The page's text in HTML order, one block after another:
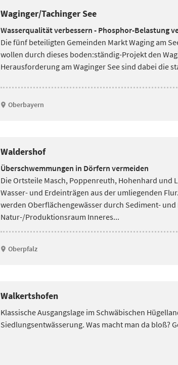
Waginger/Tachinger See
Wasserqualität verbessern - Phosphor-Belastung
Die fünf beteiligten Gemeinden Markt Waging am
wollen durch dieses boden:ständig-Projekt den
Herausforderung am Waginger See sind dabei die
Oberbayern
Waldershof
Überschwemmungen in Dörfern vermeiden
Die Ortsteile Masch, Poppenreuth, Hohenhard
Wasser- und Erdeinträgen aus der umliegenden
werden Oberflächengewässer durch Sediment-
Natur-/Produktionsraum Inneres...
Oberpfalz
Walkertshofen
Klassische Ausgangslage im Schwäbischen
Siedlungsentwässerung. Was macht man da bloß?